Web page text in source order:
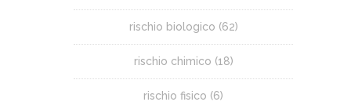
rischio biologico (62)
rischio chimico (18)
rischio fisico (6)